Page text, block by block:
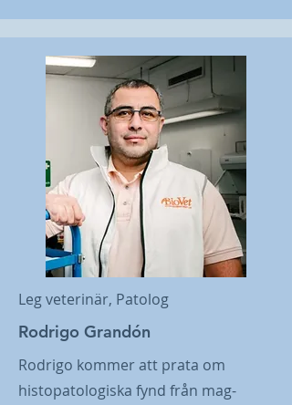
Leg veterinär, Patolog
Rodrigo Grandón
Rodrigo kommer att prata om
histopatologiska fynd från mag-